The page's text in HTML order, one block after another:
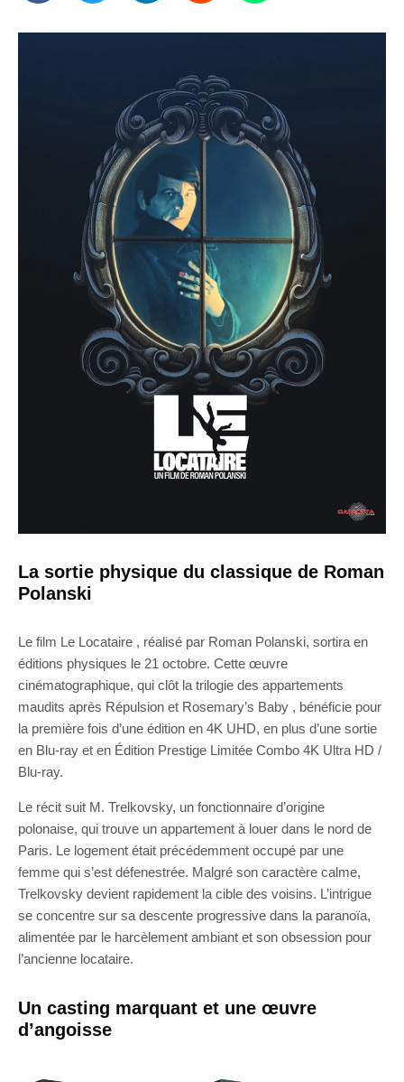
La sortie physique du classique de Roman
Polanski
Le film Le Locataire , réalisé par Roman Polanski, sortira en
éditions physiques le 21 octobre. Cette œuvre
cinématographique, qui clôt la trilogie des appartements
maudits après Répulsion et Rosemary’s Baby , bénéficie pour
la première fois d’une édition en 4K UHD, en plus d’une sortie
en Blu-ray et en Édition Prestige Limitée Combo 4K Ultra HD /
Blu-ray.
Le récit suit M. Trelkovsky, un fonctionnaire d’origine
polonaise, qui trouve un appartement à louer dans le nord de
Paris. Le logement était précédemment occupé par une
femme qui s’est défenestrée. Malgré son caractère calme,
Trelkovsky devient rapidement la cible des voisins. L’intrigue
se concentre sur sa descente progressive dans la paranoïa,
alimentée par le harcèlement ambiant et son obsession pour
l’ancienne locataire.
Un casting marquant et une œuvre
d’angoisse